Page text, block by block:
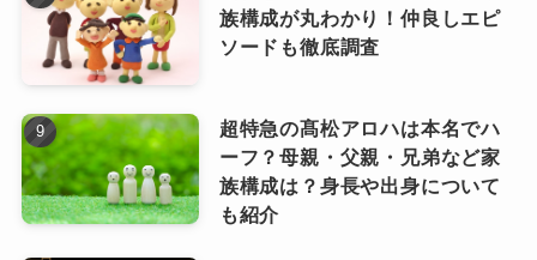
族構成が丸わかり！仲良しエピ
ソードも徹底調査
超特急の髙松アロハは本名でハ
ーフ？母親・父親・兄弟など家
族構成は？身長や出身について
も紹介